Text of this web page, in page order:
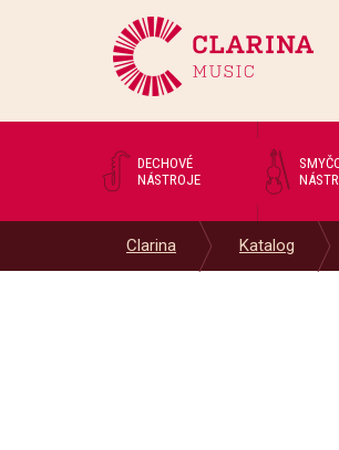
DECHOVÉ
NÁSTROJE
Clarina Katalog